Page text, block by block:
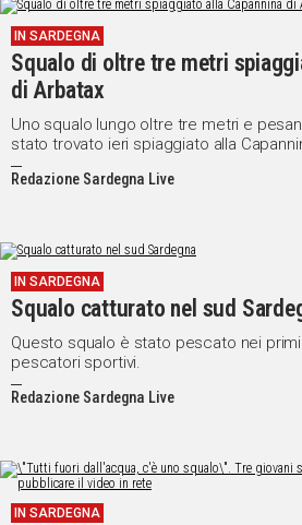
IN SARDEGNA
Squalo di oltre tre metri
di Arbatax
Uno squalo lungo oltre tre metri e
stato trovato ieri spiaggiato alla
Redazione Sardegna Live
IN SARDEGNA
Squalo catturato nel sud
Questo squalo è stato pescato nei
pescatori sportivi.
Redazione Sardegna Live
IN SARDEGNA